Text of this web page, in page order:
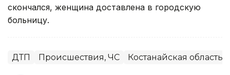
скончался, женщина доставлена в городскую
больницу.
ДТП Происшествия, ЧС Костанайская область